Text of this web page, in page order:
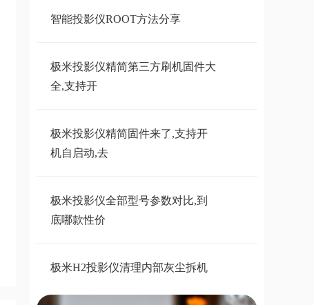
智能投影仪ROOT方法分享
极米投影仪精简第三方刷机固件大
全,支持开
极米投影仪精简固件来了,支持开
机自启动,去
极米投影仪全部型号参数对比,到
底哪款性价
极米H2投影仪清理内部灰尘拆机